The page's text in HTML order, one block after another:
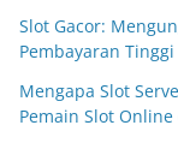
Slot Gacor:
Pembayaran
Mengapa Slot
Pemain Slot